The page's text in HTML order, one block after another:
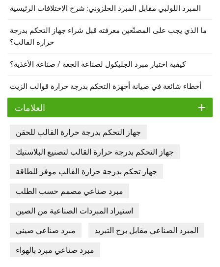
المبرد اللولبي مقابل المبرد الحلزوني: شرح الاختلافات الرئيسية
ما الذي يجب على المصنّعين معرفته قبل شراء جهاز التحكم بدرجة
حرارة القالب؟
كيفية اختيار مبرد الجليكول لصناعة الجعة / صناعة الأغذية؟
أخطاء شائعة في صيانة أجهزة التحكم بدرجة حرارة قوالب الزيت
العلامات
جهاز التحكم بدرجة حرارة القالب للحقن
جهاز التحكم بدرجة حرارة القالب لتصنيع البلاستيك
جهاز تحكم بدرجة حرارة القالب موفر للطاقة
مبرد صناعي مصمم حسب الطلب
استيراد المبردات الصناعية من الصين
مبرد صناعي صيني المبرد الصناعي مقابل برج التبريد
مبرد صناعي مبرد بالهواء